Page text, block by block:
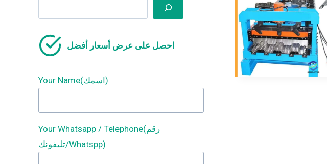
احصل على عرض أسعار أفضل
Your Name(اسمك)
Your Whatsapp / Telephone(رقم
تليفونك/Whatspp)